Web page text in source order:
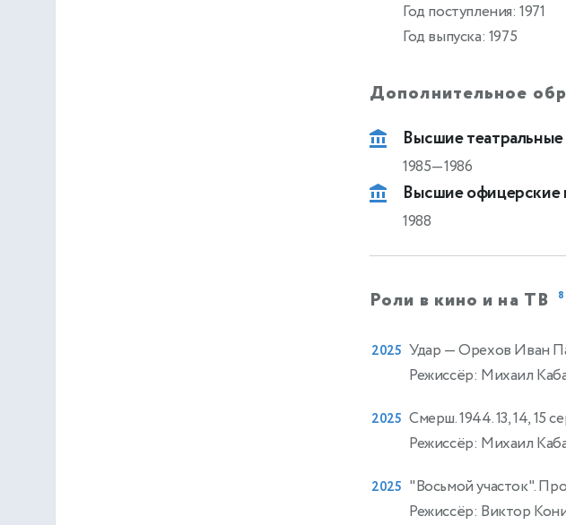
Год поступления: 1971
Год выпуска: 1975
Дополнительное
Высшие
1985—1986
Высшие офицерские
1988
Роли в кино и на ТВ
2025 Удар — Орехов Иван
Режиссёр: Михаил
2025 Смерш. 1944. 13, 14, 15
Режиссёр: Михаил
2025 "Восьмой участок".
Режиссёр: Виктор